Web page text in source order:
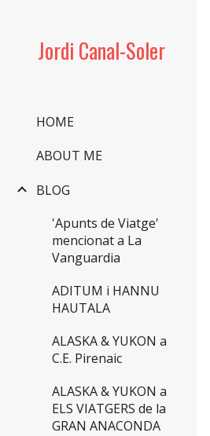
Jordi Canal-Soler
HOME
ABOUT ME
BLOG
'Apunts de Viatge'
mencionat a La
Vanguardia
ADITUM i HANNU
HAUTALA
ALASKA & YUKON a
C.E. Pirenaic
ALASKA & YUKON a
ELS VIATGERS de la
GRAN ANACONDA